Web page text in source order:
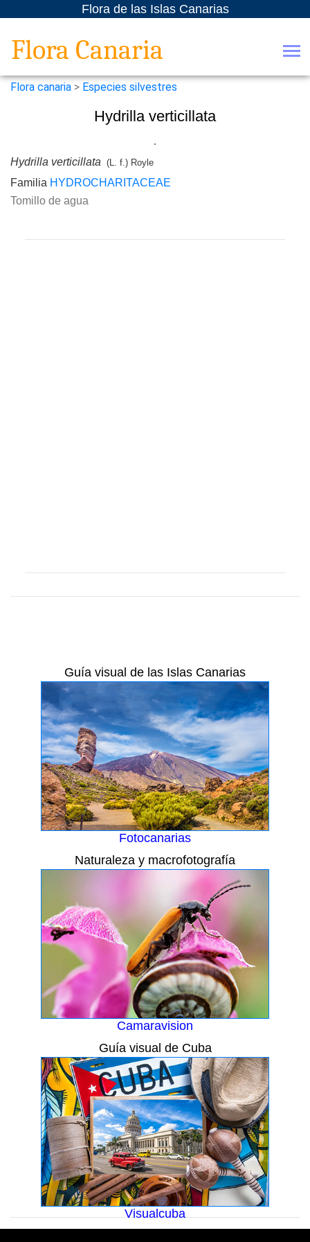
Flora de las Islas Canarias
Flora Canaria
Flora canaria > Especies silvestres
Hydrilla verticillata
Hydrilla verticillata (L. f.) Royle
Familia HYDROCHARITACEAE
Tomillo de agua
Guía visual de las Islas Canarias
Fotocanarias
Naturaleza y macrofotografía
Camaravision
Guía visual de Cuba
Visualcuba